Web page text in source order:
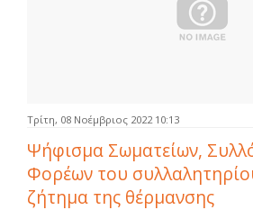
Τρίτη, 08 Νοέμβριος 2022 10:13
Ψήφισμα Σωματείων,
Φορέων του
ζήτημα της θέρμανσης